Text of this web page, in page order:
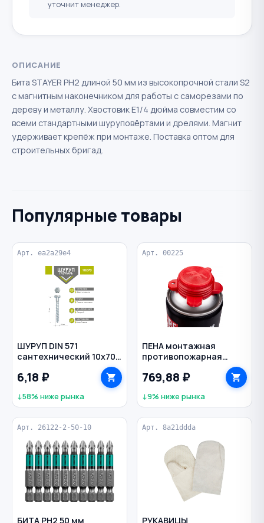
уточнит менеджер.
ОПИСАНИЕ
Бита STAYER PH2 длиной 50 мм из высокопрочной стали S2
с магнитным наконечником для работы с саморезами по
дереву и металлу. Хвостовик Е1/4 дюйма совместим со
всеми стандартными шуруповёртами и дрелями. Магнит
удерживает крепёж при монтаже. Поставка оптом для
строительных бригад.
Популярные товары
Арт. ea2a29e4
ШУРУП DIN 571
сантехнический 10х70
6,18 ₽
↓58% ниже рынка
Арт. 00225
ПЕНА монтажная
противопожарная
всесезонная 850 мл Fire
Block PROFFLEX
769,88 ₽
↓9% ниже рынка
Арт. 26122-2-50-10
БИТА PH2 50 мм
Арт. 8a21ddda
РУКАВИЦЫ